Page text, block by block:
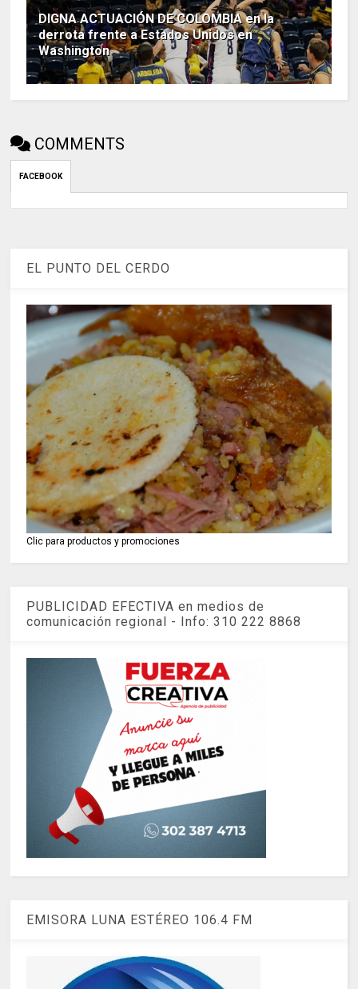
DIGNA ACTUACIÓN DE COLOMBIA en la
derrota frente a Estados Unidos en
Washington
COMMENTS
FACEBOOK
EL PUNTO DEL CERDO
Clic para productos y promociones
PUBLICIDAD EFECTIVA en medios de
comunicación regional - Info: 310 222 8868
EMISORA LUNA ESTÉREO 106.4 FM